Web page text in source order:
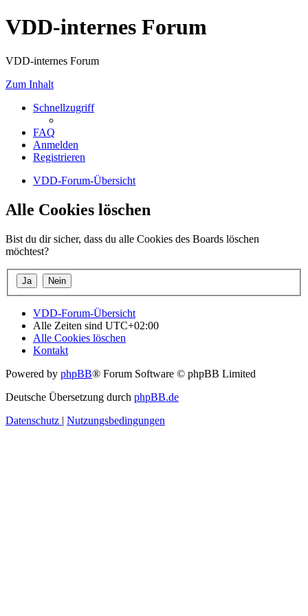
VDD-internes Forum
VDD-internes Forum
Zum Inhalt
Schnellzugriff
FAQ
Anmelden
Registrieren
VDD-Forum-Übersicht
Alle Cookies löschen
Bist du dir sicher, dass du alle Cookies des Boards löschen
möchtest?
VDD-Forum-Übersicht
Alle Zeiten sind UTC+02:00
Alle Cookies löschen
Kontakt
Powered by phpBB® Forum Software © phpBB Limited
Deutsche Übersetzung durch phpBB.de
Datenschutz | Nutzungsbedingungen